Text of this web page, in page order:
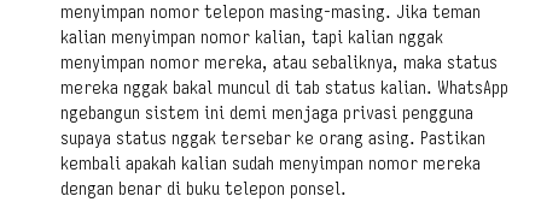
menyimpan nomor telepon masing-masing. Jika teman
kalian menyimpan nomor kalian, tapi kalian nggak
menyimpan nomor mereka, atau sebaliknya, maka status
mereka nggak bakal muncul di tab status kalian. WhatsApp
ngebangun sistem ini demi menjaga privasi pengguna
supaya status nggak tersebar ke orang asing. Pastikan
kembali apakah kalian sudah menyimpan nomor mereka
dengan benar di buku telepon ponsel.